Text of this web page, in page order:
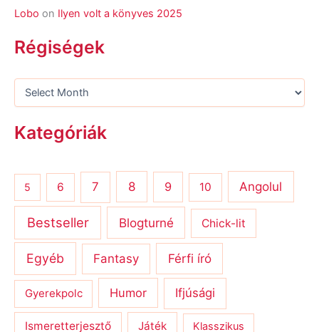
Lobo on Ilyen volt a könyves 2025
Régiségek
Kategóriák
5 6 7 8 9 10 Angolul
Bestseller Blogturné Chick-lit
Egyéb Fantasy Férfi író
Gyerekpolc Humor Ifjúsági
Ismeretterjesztő Játék Klasszikus